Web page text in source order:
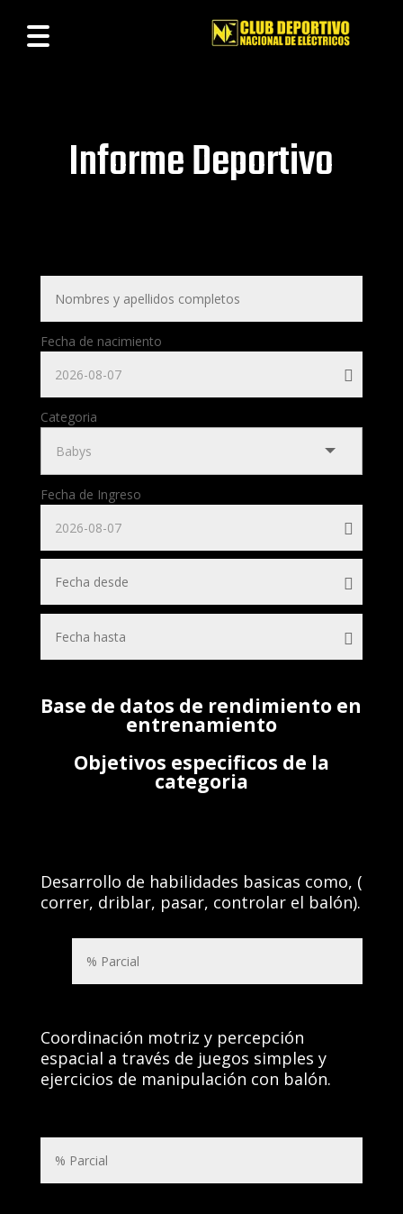
Informe Deportivo
Fecha de nacimiento
Categoria
Fecha de Ingreso
Base de datos de rendimiento en
entrenamiento
Objetivos especificos de la
categoria
Desarrollo de habilidades basicas como, (
correr, driblar, pasar, controlar el balón).
Coordinación motriz y percepción
espacial a través de juegos simples y
ejercicios de manipulación con balón.